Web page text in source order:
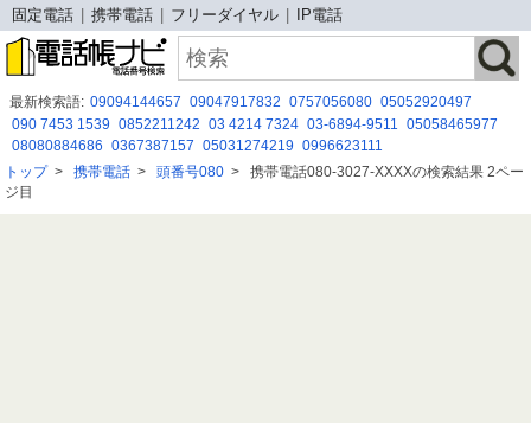
固定電話 携帯電話 フリーダイヤル IP電話
最新検索語: 09094144657 09047917832 0757056080 05052920497
090 7453 1539 0852211242 03 4214 7324 03-6894-9511
05058465977
08080884686 0367387157 05031274219 0996623111
０４６７５８１０９５
05057831473 03-6691-7910 05031450448
08080884277
トップ> 携帯電話 > 頭番号080 > 携帯電話080-3027-XXXXの検索結果 2ペー
ジ目